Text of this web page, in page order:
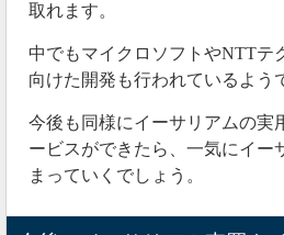
取れます。
中でもマイクロソフトやNTTテ
向けた開発も行われているよう
今後も同様にイーサリアムの実
ービスができたら、一気にイー
まっていくでしょう。